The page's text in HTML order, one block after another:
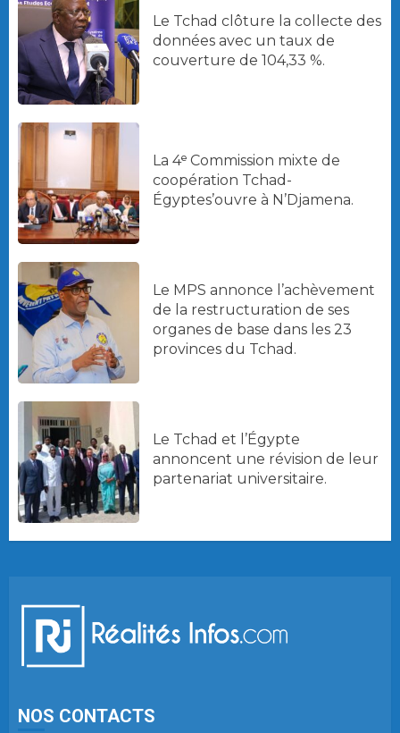
Le Tchad clôture la collecte des
données avec un taux de
couverture de 104,33 %.
La 4ᵉ Commission mixte de
coopération Tchad-
Égyptes’ouvre à N’Djamena.
Le MPS annonce l’achèvement
de la restructuration de ses
organes de base dans les 23
provinces du Tchad.
Le Tchad et l’Égypte
annoncent une révision de leur
partenariat universitaire.
NOS CONTACTS